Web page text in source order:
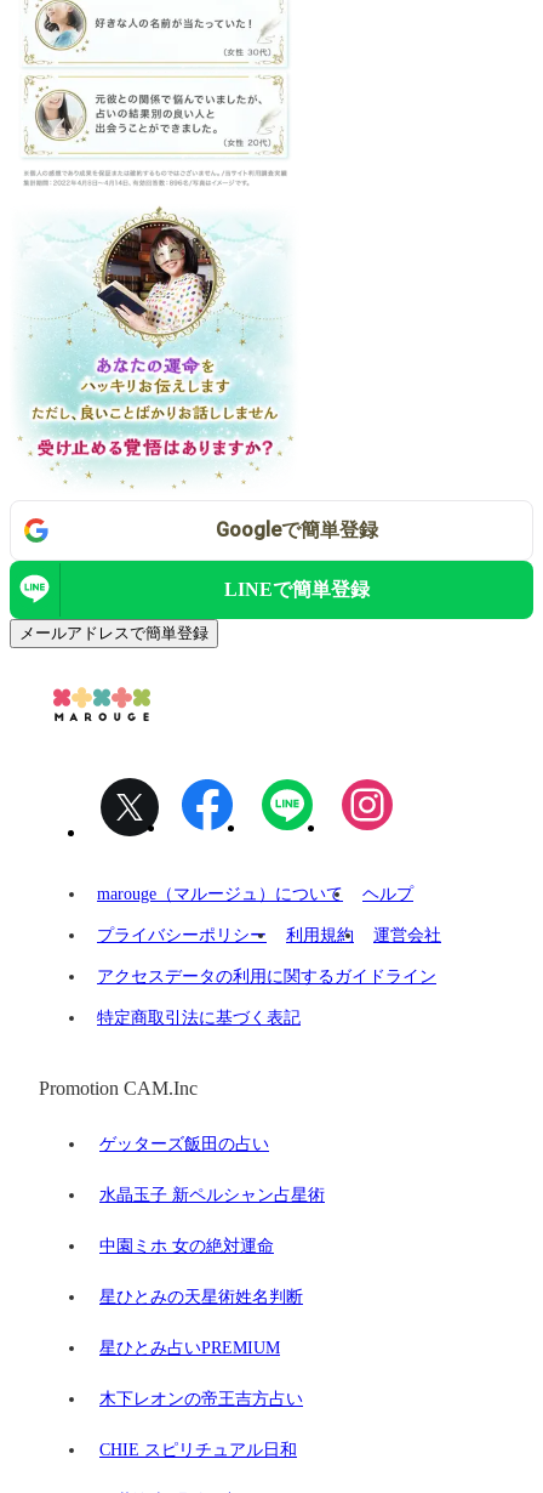
Googleで簡単登録
LINEで簡単登録
メールアドレスで簡単登録
marouge（マルージュ）について ヘルプ
プライバシーポリシー 利用規約 運営会社
アクセスデータの利用に関するガイドライン
特定商取引法に基づく表記
Promotion CAM.Inc
ゲッターズ飯田の占い
水晶玉子 新ペルシャン占星術
中園ミホ 女の絶対運命
星ひとみの天星術姓名判断
星ひとみ占いPREMIUM
木下レオンの帝王吉方占い
CHIE スピリチュアル日和